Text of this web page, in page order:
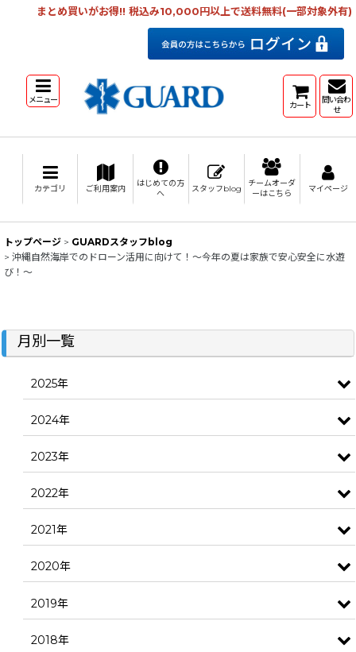
まとめ買いがお得!! 税込み10,000円以上で送料無料(一部対象外有)
メニュー カート
問い合わ
せ
カテゴリ ご利用案内
はじめての方
へ
スタッフblog
チームオーダ
ーはこちら
マイページ
トップページ > GUARDスタッフblog
> 沖縄自然海岸でのドローン活用に向けて！～今年の夏は家族で安心安全に水遊
び！～
月別一覧
2025年
2024年
2023年
2022年
2021年
2020年
2019年
2018年